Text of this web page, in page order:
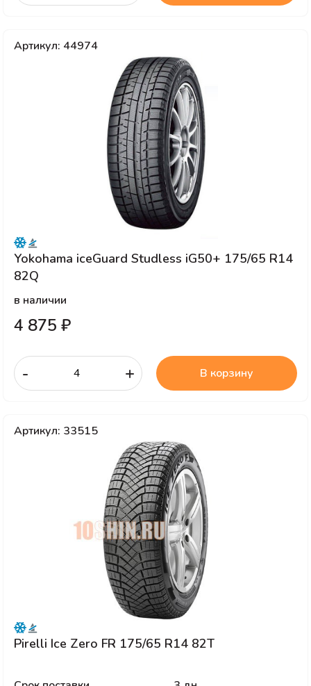
Артикул: 44974
Yokohama iceGuard Studless iG50+ 175/65 R14
82Q
в наличии
4 875 ₽
- + В корзину
Артикул: 33515
Pirelli Ice Zero FR 175/65 R14 82T